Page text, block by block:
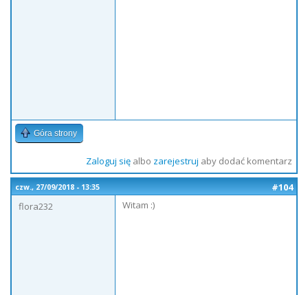
Góra strony
Zaloguj sięalbo zarejestruj aby dodać komentarz
czw., 27/09/2018 - 13:35
#104
flora232
Witam :)